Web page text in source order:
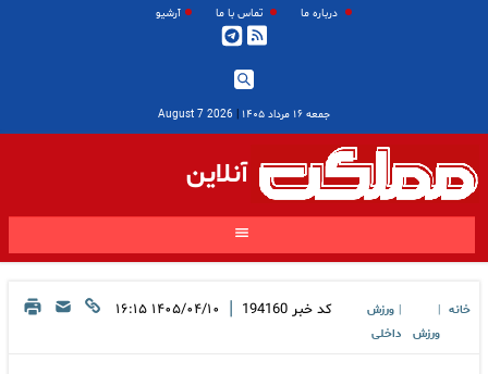
درباره ما تماس با ما آرشیو
جمعه ۱۶ مرداد ۱۴۰۵ |
2026 August 7
آنلاین
خانه
ورزش
ورزش
داخلی
کد خبر 194160
| ۱۴۰۵/۰۴/۱۰ ۱۶:۱۵